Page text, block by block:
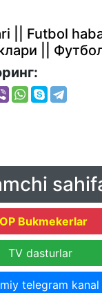
|| Futbol
||
Bukmekerlar
TV dasturlar
telegram kanal